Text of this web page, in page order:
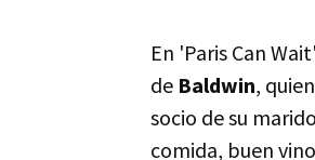
En 'Paris Can
de Baldwin,
socio de su
comida, buen